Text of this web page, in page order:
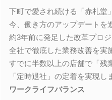
下町で愛され続ける「赤札堂
今、働き方のアップデートを
約3年前に発足した改革プロジ
全社で徹底した業務改善を実
すでに半数以上の店舗で「残
「定時退社」の定着を実現し
ワークライフバランス